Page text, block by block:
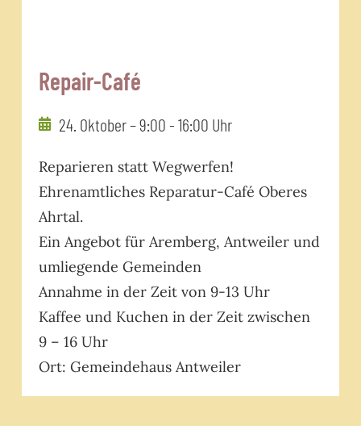
Repair-Café
24. Oktober – 9:00-16:00 Uhr
Reparieren statt Wegwerfen!
Ehrenamtliches Reparatur-Café Oberes
Ahrtal.
Ein Angebot für Aremberg, Antweiler und
umliegende Gemeinden
Annahme in der Zeit von 9-13 Uhr
Kaffee und Kuchen in der Zeit zwischen
9 – 16 Uhr
Ort: Gemeindehaus Antweiler